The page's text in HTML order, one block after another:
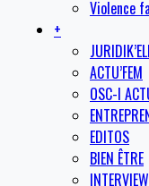
Violence
+
ACTU’FEM
OSC-I
EDITOS
BIEN ÊTRE